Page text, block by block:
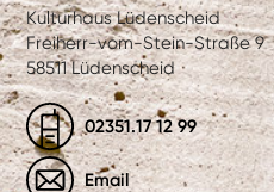
Kulturhaus Lüdenscheid
Freiherr-vom-Stein-Straße 9
58511 Lüdenscheid
02351.17 12 99
Email